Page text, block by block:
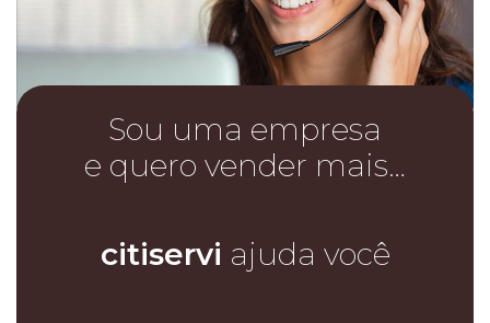
Sou uma empresa
e quero vender mais…
citiservi ajuda você